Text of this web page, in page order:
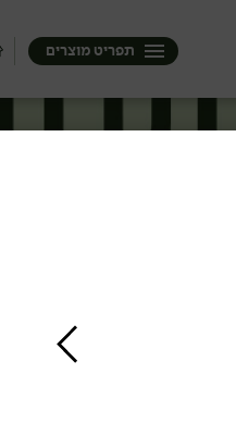
תפריט מוצרים